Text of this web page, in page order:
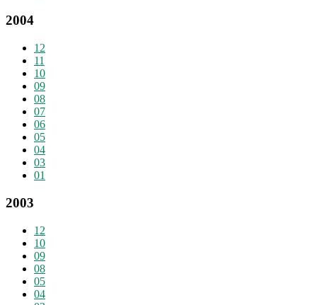
2004
12
11
10
09
08
07
06
05
04
03
01
2003
12
10
09
08
05
04